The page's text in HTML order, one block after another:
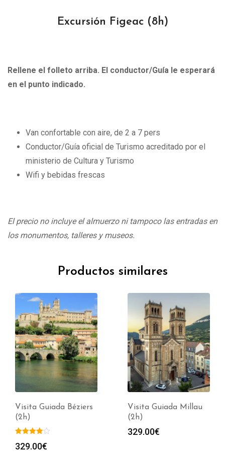
Excursión Figeac (8h)
Rellene el folleto arriba. El conductor/Guía le esperará
en el punto indicado.
Van confortable con aire, de 2 a 7 pers
Conductor/Guía oficial de Turismo acreditado por el
ministerio de Cultura y Turismo
Wifi y bebidas frescas
El precio no incluye el almuerzo ni tampoco las entradas en
los monumentos, talleres y museos.
Productos similares
Visita Guiada Béziers
(2h)
329.00€
Visita Guiada Millau
(2h)
329.00€